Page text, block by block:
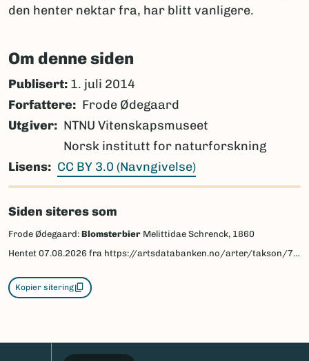
den henter nektar fra, har blitt vanligere.
Om denne siden
Publisert: 1. juli 2014
Forfattere
Frode Ødegaard
Utgiver
NTNU Vitenskapsmuseet
Norsk institutt for naturforskning
Lisens
CC BY 3.0 (Navngivelse)
Siden siteres som
Frode Ødegaard: Blomsterbier Melittidae Schrenck, 1860
Hentet 07.08.2026 fra https://artsdatabanken.no/arter/takson/77841/beskrivelse
Kopier sitering